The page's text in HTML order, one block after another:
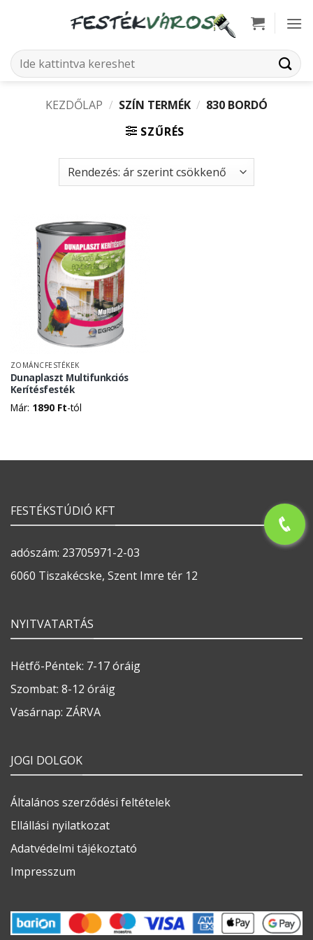
Keresés
a
KEZDŐLAP / SZÍN TERMÉK / 830 BORDÓ
SZŰRÉS
ZOMÁNCFESTÉKEK
Dunaplaszt Multifunkciós
Kerítésfesték
Már: 1890 Ft-tól
FESTÉKSTÚDIÓ KFT
adószám: 23705971-2-03
6060 Tiszakécske, Szent Imre tér 12
NYITVATARTÁS
Hétfő-Péntek: 7-17 óráig
Szombat: 8-12 óráig
Vasárnap: ZÁRVA
JOGI DOLGOK
Általános szerződési feltételek
Ellállási nyilatkozat
Adatvédelmi tájékoztató
Impresszum